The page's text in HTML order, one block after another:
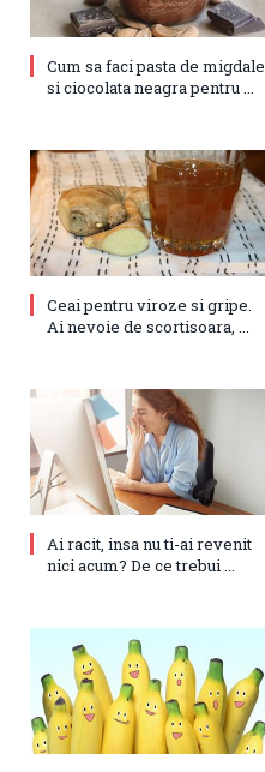
Cum sa faci pasta de migdale
si ciocolata neagra pentru ...
Ceai pentru viroze si gripe.
Ai nevoie de scortisoara, ...
Ai racit, insa nu ti-ai revenit
nici acum? De ce trebui ...